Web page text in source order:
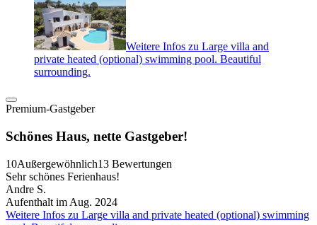
Weitere Infos zu Large villa and
private heated (optional) swimming pool. Beautiful
surrounding.
Premium-Gastgeber
Schönes Haus, nette Gastgeber!
10Außergewöhnlich13 Bewertungen
Sehr schönes Ferienhaus!
Andre S.
Aufenthalt im Aug. 2024
Weitere Infos zu Large villa and private heated (optional) swimming